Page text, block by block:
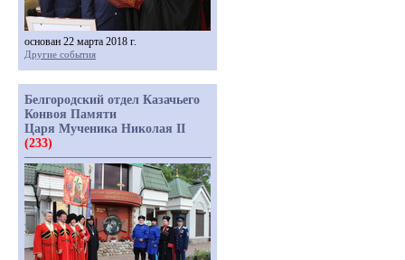
основан 22 марта 2018 г.
Другие события
Белгородский отдел Казачьего
Конвоя Памяти
Царя Мученика Николая II
(233)